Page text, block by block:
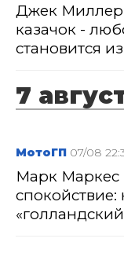
Джек Миллер:
казачок -
становится
7
МотоГП 07/08
Марк Маркес